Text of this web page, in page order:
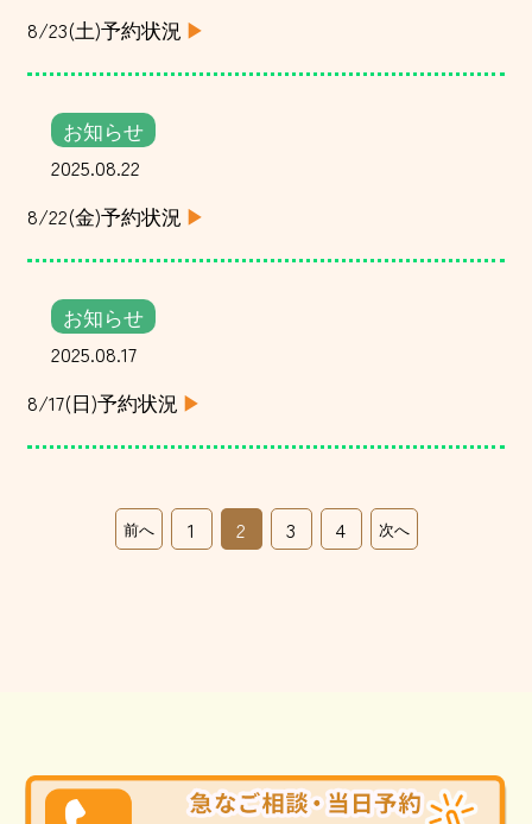
8/23(土)予約状況
お知らせ
2025.08.22
8/22(金)予約状況
お知らせ
2025.08.17
8/17(日)予約状況
前へ 1 2 3 4 次へ